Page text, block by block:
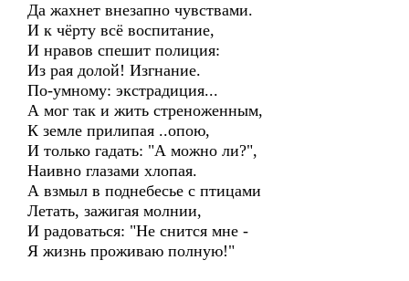
Да жахнет внезапно чувствами.
И к чёрту всё воспитание,
И нравов спешит полиция:
Из рая долой! Изгнание.
По-умному: экстрадиция...
А мог так и жить стреноженным,
К земле прилипая ..опою,
И только гадать: "А можно ли?",
Наивно глазами хлопая.
А взмыл в поднебесье с птицами
Летать, зажигая молнии,
И радоваться: "Не снится мне -
Я жизнь проживаю полную!"